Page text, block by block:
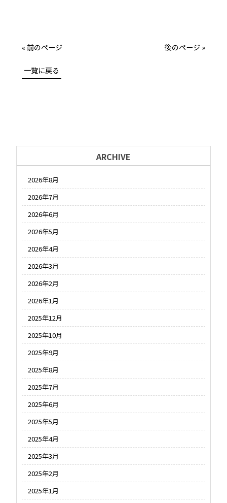
« 前のページ 後のページ »
一覧に戻る
ARCHIVE
2026年8月
2026年7月
2026年6月
2026年5月
2026年4月
2026年3月
2026年2月
2026年1月
2025年12月
2025年10月
2025年9月
2025年8月
2025年7月
2025年6月
2025年5月
2025年4月
2025年3月
2025年2月
2025年1月